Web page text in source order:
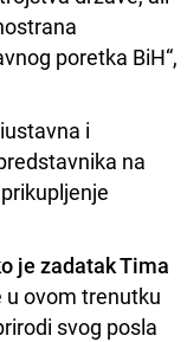
poretka BiH“,
i
na
je zadatak Tima
u ovom trenutku
svog posla